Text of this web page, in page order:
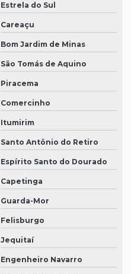
Estrela do Sul
Careaçu
Bom Jardim de Minas
São Tomás de Aquino
Piracema
Comercinho
Itumirim
Santo Antônio do Retiro
Espírito Santo do Dourado
Capetinga
Guarda-Mor
Felisburgo
Jequitaí
Engenheiro Navarro